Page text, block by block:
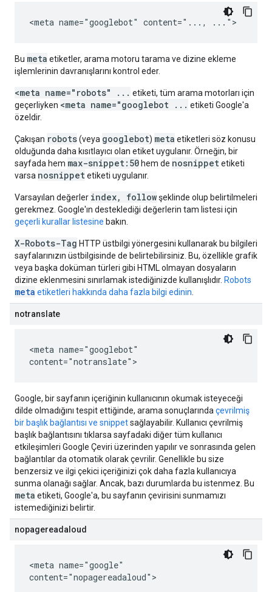
<meta name="googlebot" content="..., ...">
Bu meta etiketler, arama motoru tarama ve dizine ekleme
işlemlerinin davranışlarını kontrol eder.
<meta name="robots" ... etiketi, tüm arama motorları için
geçerliyken <meta name="googlebot ... etiketi Google'a
özeldir.
Çakışan robots(veya googlebot) meta etiketleri söz konusu
olduğunda daha kısıtlayıcı olan etiket uygulanır. Örneğin, bir
sayfada hem max-snippet:50 hem de nosnippetetiketi
varsa nosnippetetiketi uygulanır.
Varsayılan değerler index, followşeklinde olup belirtilmeleri
gerekmez. Google'ın desteklediği değerlerin tam listesi için
geçerli kurallar listesine bakın.
X-Robots-Tag HTTP üstbilgi yönergesini kullanarak bu bilgileri
sayfalarınızın üstbilgisinde de belirtebilirsiniz. Bu, özellikle grafik
veya başka doküman türleri gibi HTML olmayan dosyaların
dizine eklenmesini sınırlamak istediğinizde kullanışlıdır. Robots
meta etiketleri hakkında daha fazla bilgi edinin
notranslate
<meta name="googlebot"
content="notranslate">
Google, bir sayfanın içeriğinin kullanıcının okumak isteyeceği
dilde olmadığını tespit ettiğinde, arama sonuçlarında çevrilmiş
bir başlık bağlantısı ve snippetsağlayabilir. Kullanıcı çevrilmiş
başlık bağlantısını tıklarsa sayfadaki diğer tüm kullanıcı
etkileşimleri Google Çeviri üzerinden yapılır ve sonrasında gelen
bağlantılar da otomatik olarak çevrilir. Genellikle bu size
benzersiz ve ilgi çekici içeriğinizi çok daha fazla kullanıcıya
sunma olanağı sağlar. Ancak, bazı durumlarda bu istenmez. Bu
meta etiketi, Google'a, bu sayfanın çevirisini sunmamızı
istemediğinizi belirtir.
nopagereadaloud
<meta name="google"
content="nopagereadaloud">